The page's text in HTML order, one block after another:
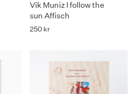
Vik Muniz I follow the
sun Affisch
250 kr